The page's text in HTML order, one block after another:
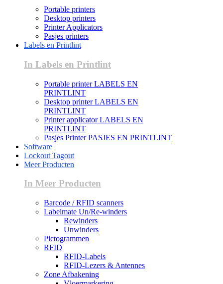
Portable printers
Desktop printers
Printer Applicators
Pasjes printers
Labels en Printlint
In Labels en Printlint
Portable printer LABELS EN
PRINTLINT
Desktop printer LABELS EN
PRINTLINT
Printer applicator LABELS EN
PRINTLINT
Pasjes Printer PASJES EN PRINTLINT
Software
Lockout Tagout
Meer Producten
In Meer Producten
Barcode / RFID scanners
Labelmate Un/Re-winders
Rewinders
Unwinders
Pictogrammen
RFID
RFID-Labels
RFID-Lezers & Antennes
Zone Afbakening